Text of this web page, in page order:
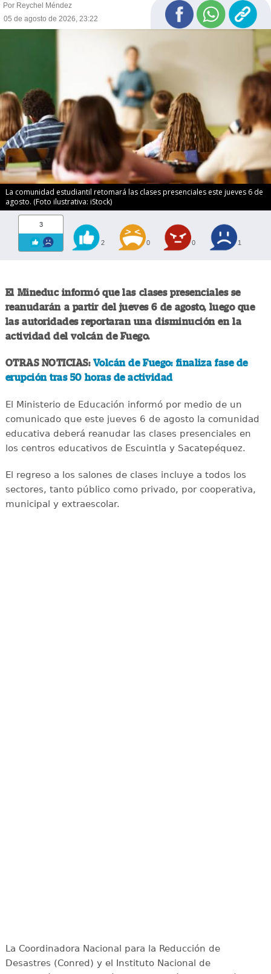
Por Reychel Méndez
05 de agosto de 2026, 23:22
La comunidad estudiantil retomará las clases presenciales este jueves 6 de
agosto. (Foto ilustrativa: iStock)
3
2 0 0 1
El Mineduc informó que las clases presenciales se
reanudarán a partir del jueves 6 de agosto, luego que
las autoridades reportaran una disminución en la
actividad del volcán de Fuego.
OTRAS NOTICIAS: Volcán de Fuego: finaliza fase de
erupción tras 50 horas de actividad
El Ministerio de Educación informó por medio de un
comunicado que este jueves 6 de agosto la comunidad
educativa deberá reanudar las clases presenciales en
los centros educativos de Escuintla y Sacatepéquez.
El regreso a los salones de clases incluye a todos los
sectores, tanto público como privado, por cooperativa,
municipal y extraescolar.
La Coordinadora Nacional para la Reducción de
Desastres (Conred) y el Instituto Nacional de